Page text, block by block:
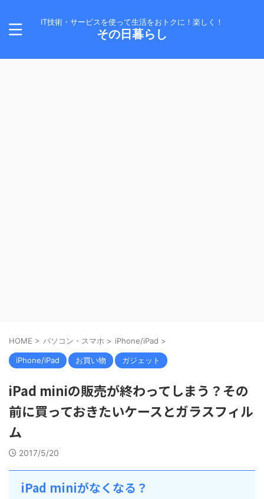
IT技術・サービスを使って生活をおトクに！楽しく！
その日暮らし
HOME > パソコン・スマホ > iPhone/iPad >
iPhone/iPad お買い物 ガジェット
iPad miniの販売が終わってしまう？その
前に買っておきたいケースとガラスフィル
ム
2017/5/20
iPad miniがなくなる？